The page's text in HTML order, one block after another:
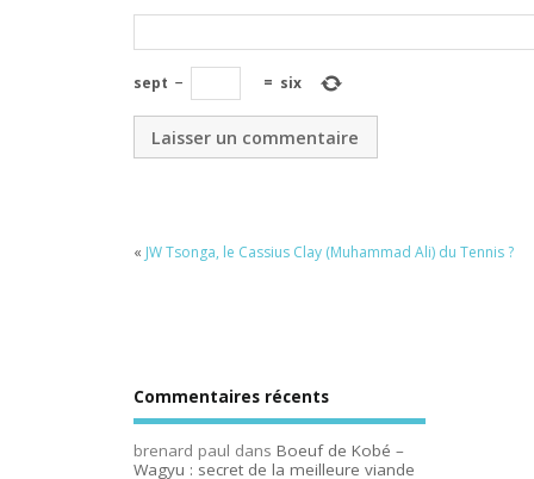
sept − = six
« JW Tsonga, le Cassius Clay (Muhammad Ali) du Tennis ?
Commentaires récents
brenard paul dans Boeuf de Kobé –
Wagyu : secret de la meilleure viande